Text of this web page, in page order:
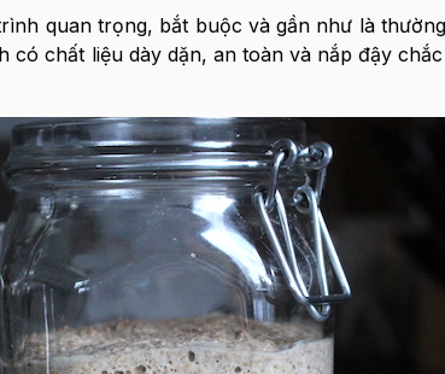
quan trọng, bắt buộc và gần như là
chất liệu dày dặn, an toàn và nắp đậy